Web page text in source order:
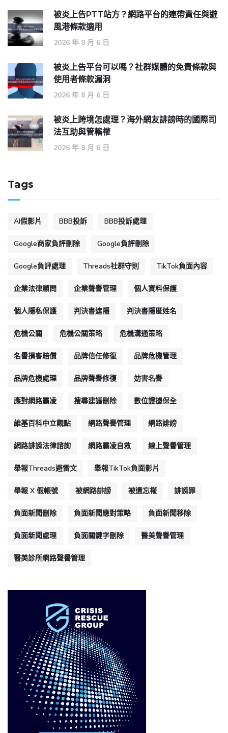
被炎上告PTT站方？網路平台的連帶責任與避
風港條款適用
2026 年 8 月 6 日
被炎上告平台可以嗎？社群媒體的免責條款與
使用者條款漏洞
2026 年 8 月 6 日
被炎上跨境怎處理？海外網友誹謗時的國際司
法互助與管轄權
2026 年 8 月 6 日
Tags
AI假影片 BBB投訴 BBB投訴處理
Google商家負評刪除 Google負評刪除
Google負評處理 Threads社群守則 TikTok負面內容
企業法律顧問 企業聲譽管理 個人資料保護
個人隱私保護 判決書遮隱 判決書隱匿姓名
危機公關 危機公關策略 危機溝通策略
名譽損害賠償 品牌信任修復 品牌危機管理
品牌危機處理 品牌聲譽修復 妨害名譽
應對網路霸凌 搜尋建議刪除 數位證據保全
維基百科中立觀點 網路聲譽管理 網路誹謗
網路誹謗法律諮詢 網路霸凌自救 線上聲譽管理
舉報Threads避雷文 舉報TikTok負面影片
舉報 X 假帳號 被網路誹謗 被遺忘權 誹謗罪
負面新聞刪除 負面新聞應對策略 負面新聞移除
負面新聞處理 負面關鍵字刪除 醫美聲譽管理
醫美診所網路聲譽管理